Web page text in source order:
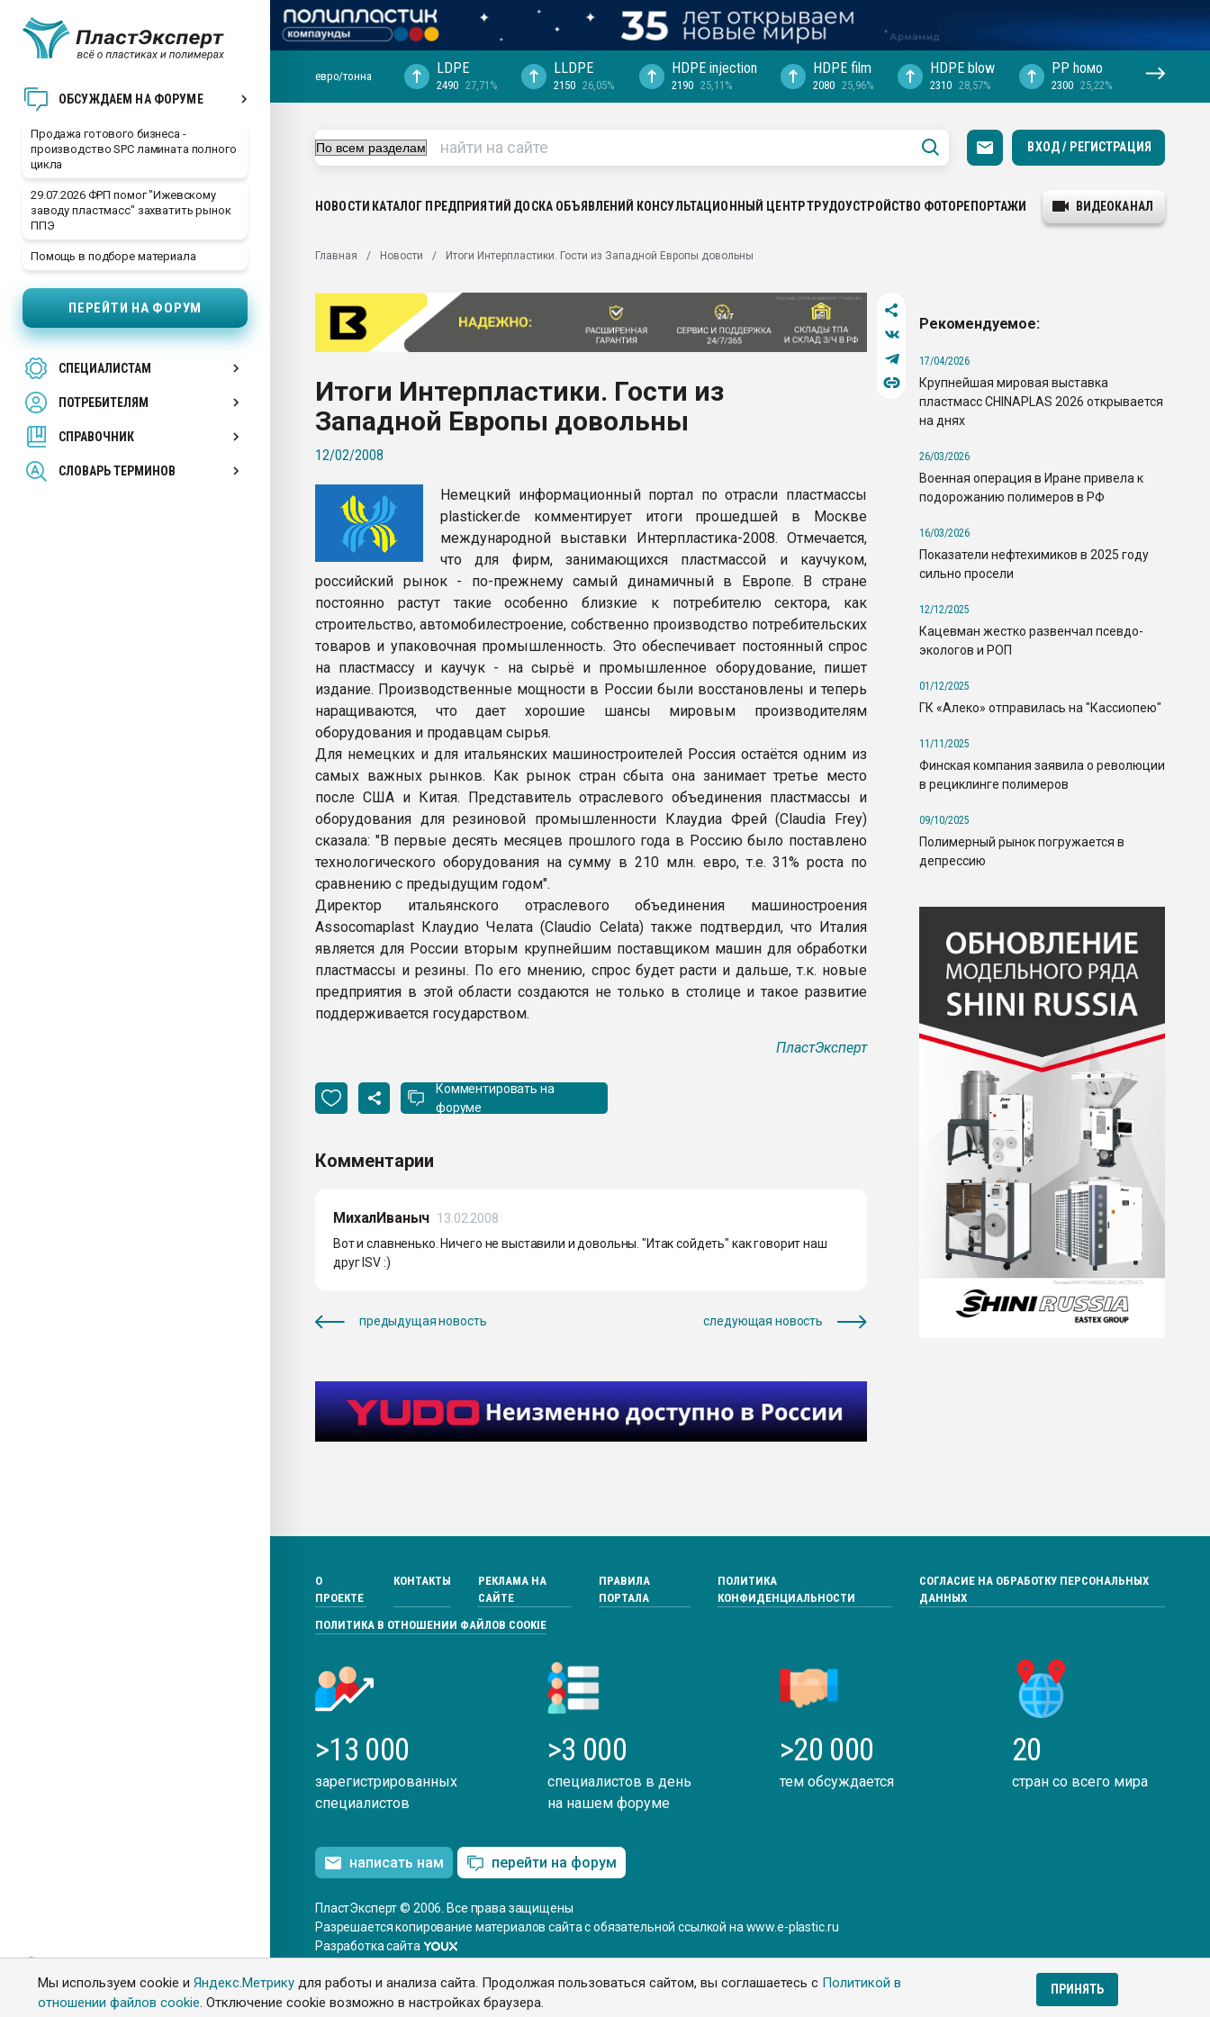
Мы используем cookie иЯндекс.Метрику для работы и анализа сайта. Продолжая пользоваться сайтом, вы соглашаетесь с Политикой в
отношении файлов cookie. Отключение cookie возможно в настройках браузера.
ПРИНЯТЬ
ОБСУЖДАЕМ НА ФОРУМЕ
Продажа готового бизнеса -
производство SPC ламината полного
цикла
29.07.2026 ФРП помог "Ижевскому
заводу пластмасс" захватить рынок
ППЭ
Помощь в подборе материала
ПЕРЕЙТИ НА ФОРУМ
СПЕЦИАЛИСТАМ
ПОТРЕБИТЕЛЯМ
СПРАВОЧНИК
СЛОВАРЬ ТЕРМИНОВ
28.07.2026 "Технониколь" довольна
Всё, что касается выдува ПЭТ
Материал поверхности пуансона для
Продам отходы Композиция
поликарбоната и АБС-пластика
Armaloy PC/ABS-1IM черный цвет
Профильная литература. Продажа,
покупка, обмен
евро/тонна LDPE
2490 27,71%
LLDPE
2150 26,05%
HDPE injection
2190 25,11%
HDPE film
2080 25,96%
HDPE blow
2310 28,57%
PP hомо
2300 25,22%
ВХОД / РЕГИСТРАЦИЯ
НОВОСТИ КАТАЛОГ ПРЕДПРИЯТИЙ ДОСКА ОБЪЯВЛЕНИЙ КОНСУЛЬТАЦИОННЫЙ ЦЕНТРТРУДОУСТРОЙСТВО ФОТОРЕПОРТАЖИ ВИДЕОКАНАЛ
Главная Новости Итоги Интерпластики. Гости из Западной Европы довольны
Итоги Интерпластики. Гости из
Западной Европы довольны
12/02/2008
Немецкий информационный портал по отрасли пластмассы
plasticker.de комментирует итоги прошедшей в Москве
международной выставки Интерпластика-2008. Отмечается,
что для фирм, занимающихся пластмассой и каучуком,
российский рынок - по-прежнему самый динамичный в Европе. В стране
постоянно растут такие особенно близкие к потребителю сектора, как
строительство, автомобилестроение, собственно производство потребительских
товаров и упаковочная промышленность. Это обеспечивает постоянный спрос
на пластмассу и каучук - на сырьё и промышленное оборудование, пишет
издание. Производственные мощности в России были восстановлены и теперь
наращиваются, что дает хорошие шансы мировым производителям
оборудования и продавцам сырья.
Для немецких и для итальянских машиностроителей Россия остаётся одним из
самых важных рынков. Как рынок стран сбыта она занимает третье место
после США и Китая. Представитель отраслевого объединения пластмассы и
оборудования для резиновой промышленности Клаудиа Фрей (Claudia Frey)
сказала: "В первые десять месяцев прошлого года в Россию было поставлено
технологического оборудования на сумму в 210 млн. евро, т.е. 31% роста по
сравнению с предыдущим годом".
Директор итальянского отраслевого объединения машиностроения
Assocomaplast Клаудио Челата (Claudio Celata) также подтвердил, что Италия
является для России вторым крупнейшим поставщиком машин для обработки
пластмассы и резины. По его мнению, спрос будет расти и дальше, т.к. новые
предприятия в этой области создаются не только в столице и такое развитие
поддерживается государством.
ПластЭксперт
Комментировать на
форуме
Комментарии
МихалИваныч 13.02.2008
Вот и славненько. Ничего не выставили и довольны. "Итак сойдеть" как говорит наш
друг ISV :)
предыдущая новость следующая новость
Рекомендуемое:
17/04/2026
Крупнейшая мировая выставка
пластмасс CHINAPLAS 2026 открывается
на днях
26/03/2026
Военная операция в Иране привела к
подорожанию полимеров в РФ
16/03/2026
Показатели нефтехимиков в 2025 году
сильно просели
12/12/2025
Кацевман жестко развенчал псевдо-
экологов и РОП
01/12/2025
ГК «Алеко» отправилась на "Кассиопею"
11/11/2025
Финская компания заявила о революции
в рециклинге полимеров
09/10/2025
Полимерный рынок погружается в
депрессию
О
ПРОЕКТЕ
КОНТАКТЫ
РЕКЛАМА НА
САЙТЕ
ПРАВИЛА
ПОРТАЛА
ПОЛИТИКА
КОНФИДЕНЦИАЛЬНОСТИ
СОГЛАСИЕ НА ОБРАБОТКУ ПЕРСОНАЛЬНЫХ
ДАННЫХ
ПОЛИТИКА В ОТНОШЕНИИ ФАЙЛОВ COOKIE
>13 000
зарегистрированных
специалистов
>3 000
специалистов в день
на нашем форуме
>20 000
тем обсуждается
20
стран со всего мира
написать нам перейти на форум
ПластЭксперт © 2006. Все права защищены
Разрешается копирование материалов сайта с обязательной ссылкой на www.e-plastic.ru
Разработка сайта